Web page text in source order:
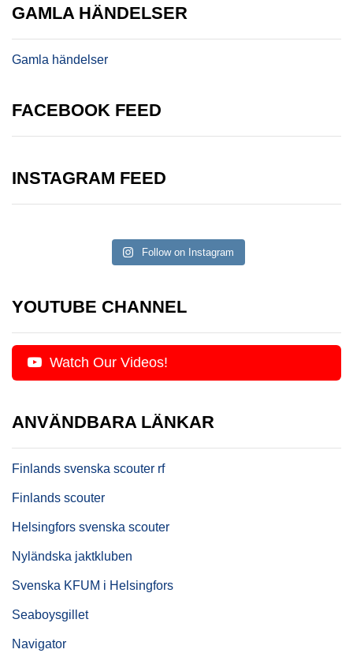
GAMLA HÄNDELSER
Gamla händelser
FACEBOOK FEED
INSTAGRAM FEED
Follow on Instagram
YOUTUBE CHANNEL
Watch Our Videos!
ANVÄNDBARA LÄNKAR
Finlands svenska scouter rf
Finlands scouter
Helsingfors svenska scouter
Nyländska jaktkluben
Svenska KFUM i Helsingfors
Seaboysgillet
Navigator